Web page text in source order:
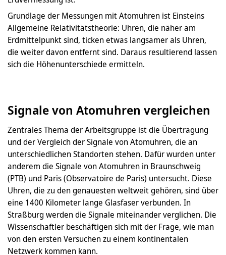
Grundlage der Messungen mit Atomuhren ist Einsteins
Allgemeine Relativitätstheorie: Uhren, die näher am
Erdmittelpunkt sind, ticken etwas langsamer als Uhren,
die weiter davon entfernt sind. Daraus resultierend lassen
sich die Höhenunterschiede ermitteln.
Signale von Atomuhren vergleichen
Zentrales Thema der Arbeitsgruppe ist die Übertragung
und der Vergleich der Signale von Atomuhren, die an
unterschiedlichen Standorten stehen. Dafür wurden unter
anderem die Signale von Atomuhren in Braunschweig
(PTB) und Paris (Observatoire de Paris) untersucht. Diese
Uhren, die zu den genauesten weltweit gehören, sind über
eine 1400 Kilometer lange Glasfaser verbunden. In
Straßburg werden die Signale miteinander verglichen. Die
Wissenschaftler beschäftigen sich mit der Frage, wie man
von den ersten Versuchen zu einem kontinentalen
Netzwerk kommen kann.